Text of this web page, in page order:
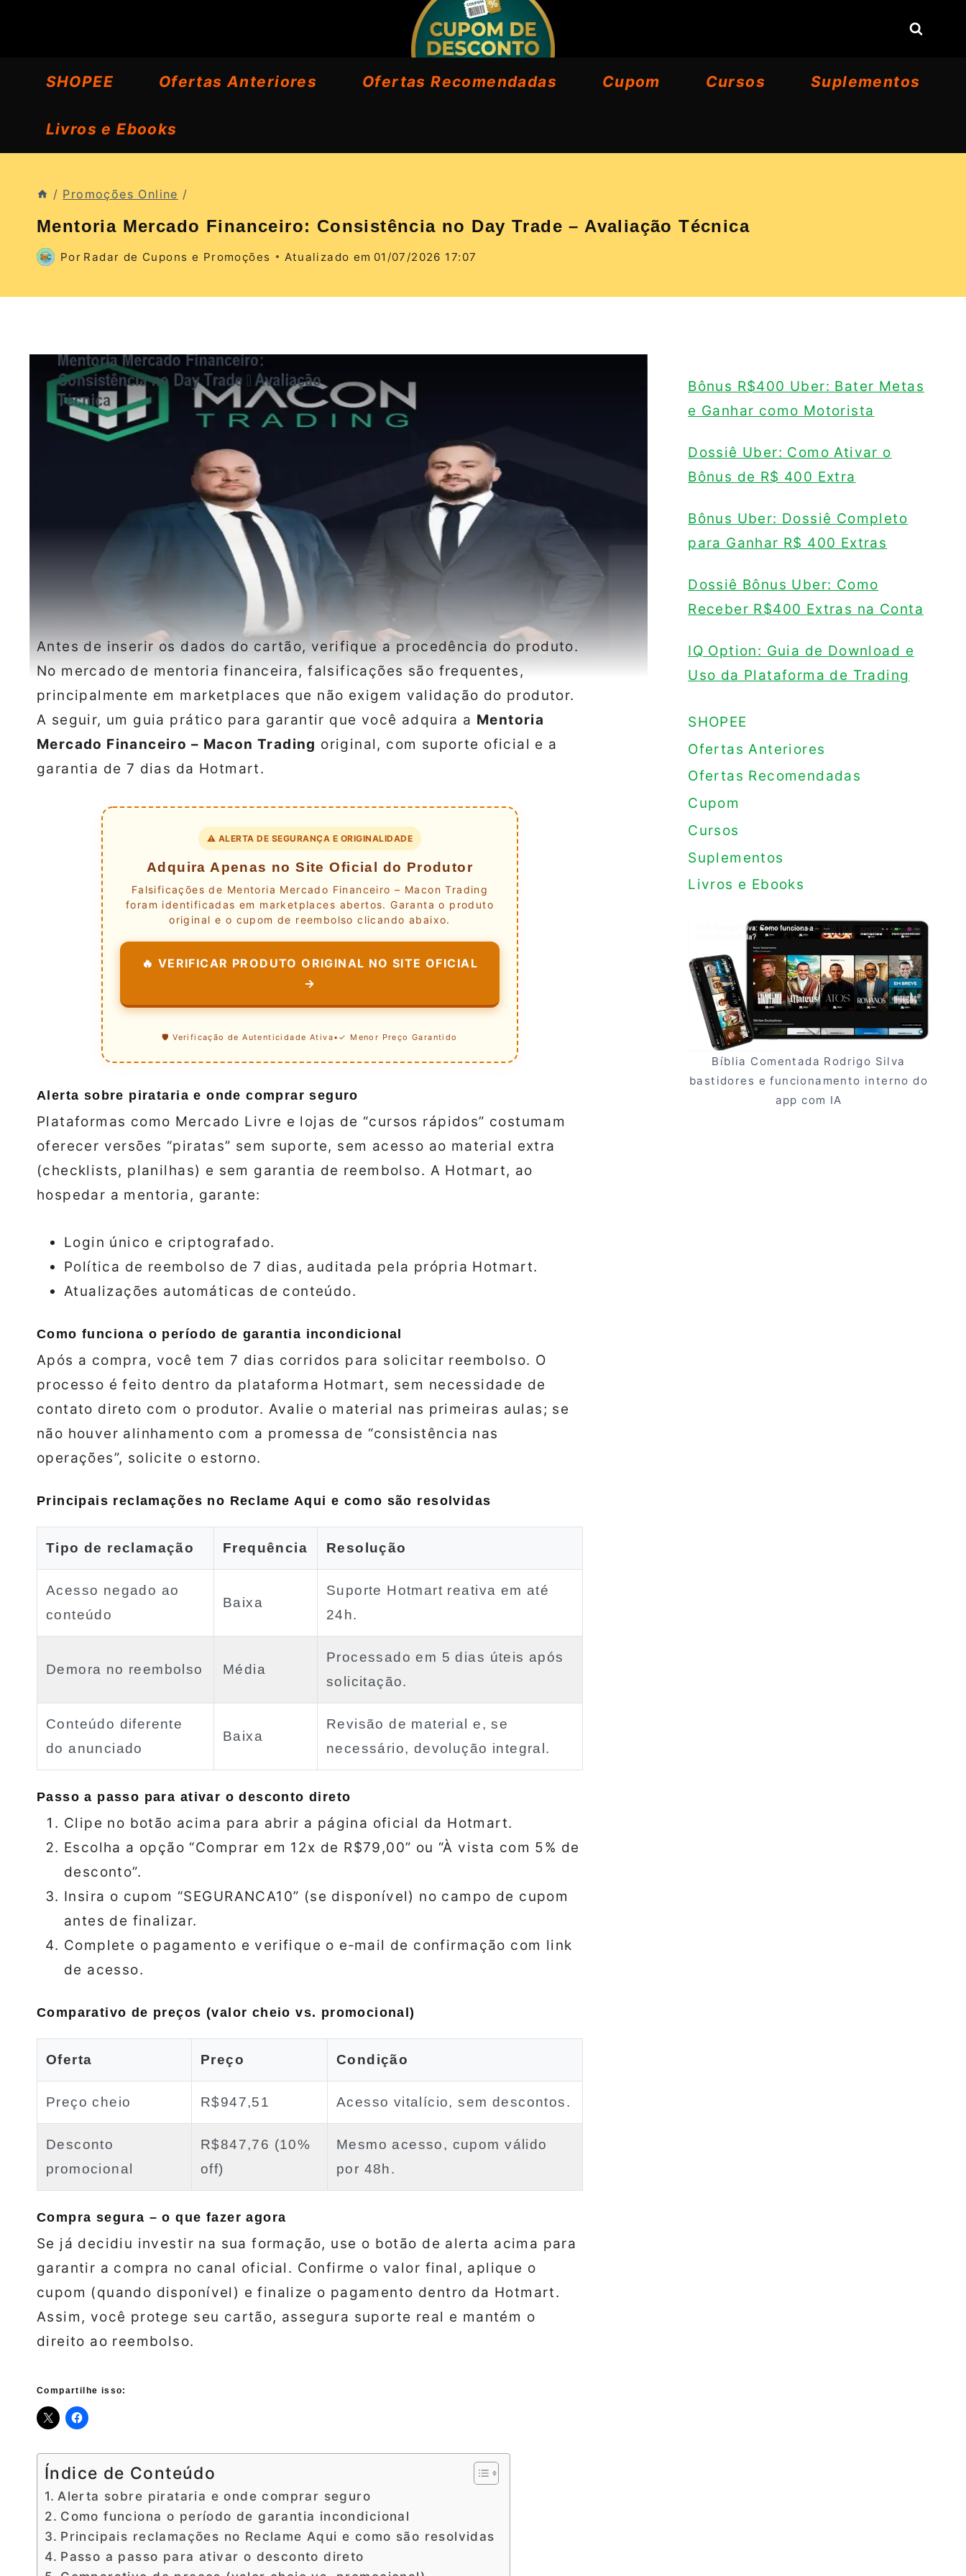
ConteúdoSHOPEE Ofertas Anteriores Ofertas Recomendadas Cupom Cursos Suplementos
Livros e Ebooks
/ Promoções Online /
Mentoria Mercado Financeiro: Consistência no Day Trade – Avaliação Técnica
Por Radar de Cupons e Promoções Atualizado em 01/07/2026 17:07
Antes de inserir os dados do cartão, verifique a procedência do produto.
No mercado de mentoria financeira, falsificações são frequentes,
principalmente em marketplaces que não exigem validação do produtor.
A seguir, um guia prático para garantir que você adquira a Mentoria
Mercado Financeiro – Macon Trading original, com suporte oficial e a
garantia de 7 dias da Hotmart.
⚠️ ALERTA DE SEGURANÇA E ORIGINALIDADE
Adquira Apenas no Site Oficial do Produtor
Falsificações de Mentoria Mercado Financeiro – Macon Trading
foram identificadas em marketplaces abertos. Garanta o produto
original e o cupom de reembolso clicando abaixo.
🔥 VERIFICAR PRODUTO ORIGINAL NO SITE OFICIAL
→
🛡️ Verificação de Autenticidade Ativa• ✓ Menor Preço Garantido
Alerta sobre pirataria e onde comprar seguro
Plataformas como Mercado Livre e lojas de “cursos rápidos” costumam
oferecer versões “piratas” sem suporte, sem acesso ao material extra
(checklists, planilhas) e sem garantia de reembolso. A Hotmart, ao
hospedar a mentoria, garante:
Login único e criptografado.
Política de reembolso de 7 dias, auditada pela própria Hotmart.
Atualizações automáticas de conteúdo.
Como funciona o período de garantia incondicional
Após a compra, você tem 7 dias corridos para solicitar reembolso. O
processo é feito dentro da plataforma Hotmart, sem necessidade de
contato direto com o produtor. Avalie o material nas primeiras aulas; se
não houver alinhamento com a promessa de “consistência nas
operações”, solicite o estorno.
Principais reclamações no Reclame Aqui e como são resolvidas
Tipo de reclamação Frequência Resolução
Acesso negado ao
conteúdo
Baixa
Suporte Hotmart reativa em até
24h.
Demora no reembolso Média
Processado em 5 dias úteis após
solicitação.
Conteúdo diferente
do anunciado
Baixa
Revisão de material e, se
necessário, devolução integral.
Passo a passo para ativar o desconto direto
Clipe no botão acima para abrir a página oficial da Hotmart.
Escolha a opção “Comprar em 12x de R$79,00” ou “À vista com 5% de
desconto”.
Insira o cupom “SEGURANCA10” (se disponível) no campo de cupom
antes de finalizar.
Complete o pagamento e verifique o e‑mail de confirmação com link
de acesso.
Comparativo de preços (valor cheio vs. promocional)
Oferta Preço Condição
Preço cheio R$947,51 Acesso vitalício, sem descontos.
Desconto
promocional
R$847,76 (10%
off)
Mesmo acesso, cupom válido
por 48h.
Compra segura – o que fazer agora
Se já decidiu investir na sua formação, use o botão de alerta acima para
garantir a compra no canal oficial. Confirme o valor final, aplique o
cupom (quando disponível) e finalize o pagamento dentro da Hotmart.
Assim, você protege seu cartão, assegura suporte real e mantém o
direito ao reembolso.
Compartilhe isso:
Índice de Conteúdo
Alerta sobre pirataria e onde comprar seguro
Como funciona o período de garantia incondicional
Principais reclamações no Reclame Aqui e como são resolvidas
Passo a passo para ativar o desconto direto
Bônus R$400 Uber: Bater Metas
e Ganhar como Motorista
Dossiê Uber: Como Ativar o
Bônus de R$ 400 Extra
Bônus Uber: Dossiê Completo
para Ganhar R$ 400 Extras
Dossiê Bônus Uber: Como
Receber R$400 Extras na Conta
IQ Option: Guia de Download e
Uso da Plataforma de Trading
SHOPEE
Ofertas Anteriores
Ofertas Recomendadas
Cupom
Cursos
Suplementos
Livros e Ebooks
Bíblia Comentada Rodrigo Silva
bastidores e funcionamento interno do
app com IA